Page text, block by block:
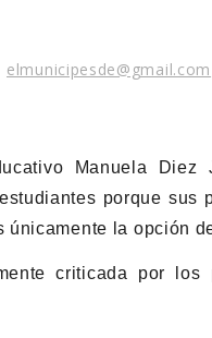
elmunicipesde@gmail.com
Manuela Diez
porque
únicamente la opción
criticada por